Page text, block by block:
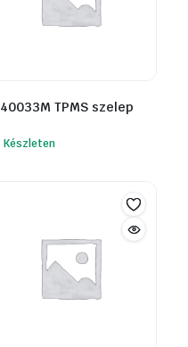
TPMS szelep
Készleten